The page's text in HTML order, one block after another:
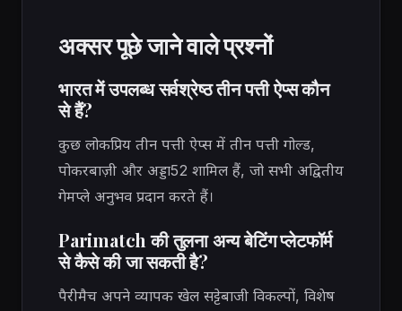
अक्सर पूछे जाने वाले प्रश्नों
भारत में उपलब्ध सर्वश्रेष्ठ तीन पत्ती ऐप्स कौन
से हैं?
कुछ लोकप्रिय तीन पत्ती ऐप्स में तीन पत्ती गोल्ड,
पोकरबाज़ी और अड्डा52 शामिल हैं, जो सभी अद्वितीय
गेमप्ले अनुभव प्रदान करते हैं।
Parimatch की तुलना अन्य बेटिंग प्लेटफॉर्म
से कैसे की जा सकती है?
पैरीमैच अपने व्यापक खेल सट्टेबाजी विकल्पों, विशेष